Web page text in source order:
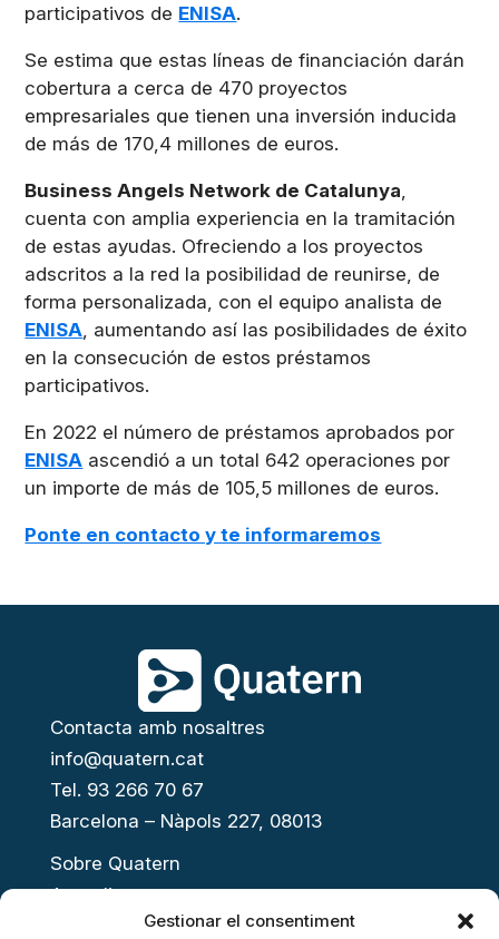
Gestionar el consentiment
participativos de ENISA.
Se estima que estas líneas de financiación darán
cobertura a cerca de 470 proyectos
empresariales que tienen una inversión inducida
de más de 170,4 millones de euros.
Business Angels Network de Catalunya
cuenta con amplia experiencia en la tramitación
de estas ayudas. Ofreciendo a los proyectos
adscritos a la red la posibilidad de reunirse, de
forma personalizada, con el equipo analista de
ENISA , aumentando así las posibilidades de éxito
en la consecución de estos préstamos
participativos.
En 2022 el número de préstamos aprobados por
ENISA ascendió a un total 642 operaciones por
un importe de más de 105,5 millones de euros.
Ponte en contacto y te informaremos
Contacta amb nosaltres
info@quatern.cat
Tel. 93 266 70 67
Barcelona – Nàpols 227, 08013
Sobre Quatern
Actualitat
Presenta el teu projecte